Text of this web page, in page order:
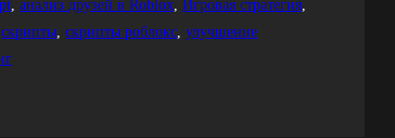
, анализ друзей в Roblox, Игровая стратегия
скрипты, скрипты роблокс, улучшение